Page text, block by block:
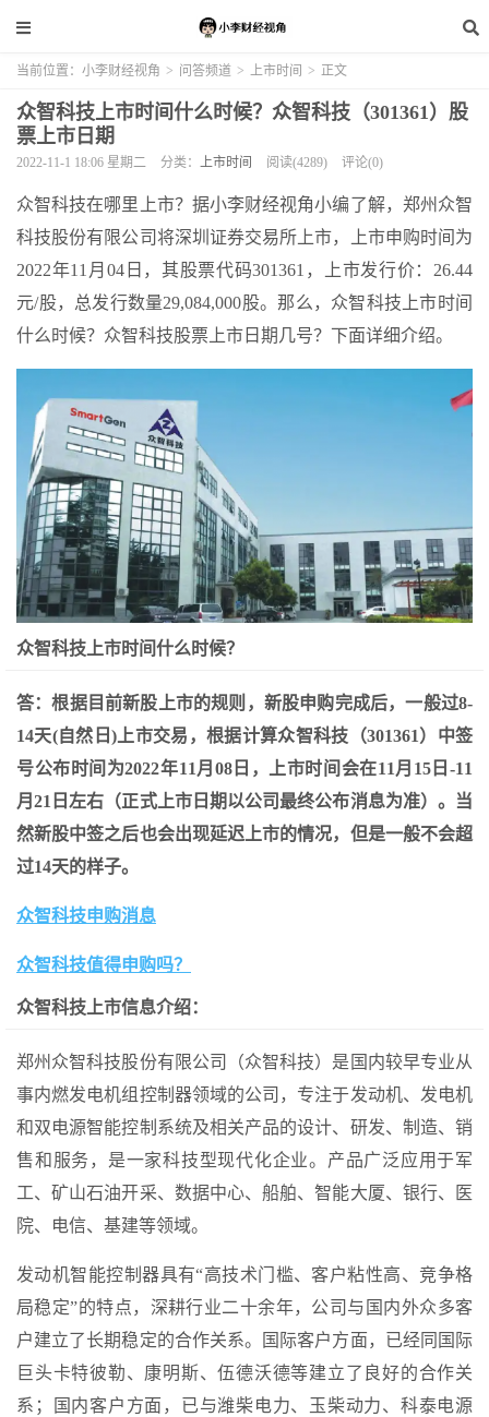
当前位置： 小李财经视角 > 问答频道 > 上市时间 > 正文
众智科技上市时间什么时候？众智科技（301361）股
票上市日期
2022-11-1 18:06 星期二 分类： 上市时间 阅读(4289) 评论(0)
众智科技在哪里上市？据小李财经视角小编了解，郑州众智
科技股份有限公司将深圳证券交易所上市，上市申购时间为
2022年11月04日，其股票代码301361，上市发行价：26.44
元/股，总发行数量29,084,000股。那么，众智科技上市时间
什么时候？众智科技股票上市日期几号？下面详细介绍。
众智科技上市时间什么时候？
答：根据目前新股上市的规则，新股申购完成后，一般过8-
14天(自然日)上市交易，根据计算众智科技（301361）中签
号公布时间为2022年11月08日，上市时间会在11月15日-11
月21日左右（正式上市日期以公司最终公布消息为准）。当
然新股中签之后也会出现延迟上市的情况，但是一般不会超
过14天的样子。
众智科技申购消息
众智科技值得申购吗？
众智科技上市信息介绍：
郑州众智科技股份有限公司（众智科技）是国内较早专业从
事内燃发电机组控制器领域的公司，专注于发动机、发电机
和双电源智能控制系统及相关产品的设计、研发、制造、销
售和服务，是一家科技型现代化企业。产品广泛应用于军
工、矿山石油开采、数据中心、船舶、智能大厦、银行、医
院、电信、基建等领域。
发动机智能控制器具有“高技术门槛、客户粘性高、竞争格
局稳定”的特点，深耕行业二十余年，公司与国内外众多客
户建立了长期稳定的合作关系。国际客户方面，已经同国际
巨头卡特彼勒、康明斯、伍德沃德等建立了良好的合作关
系；国内客户方面，已与潍柴电力、玉柴动力、科泰电源